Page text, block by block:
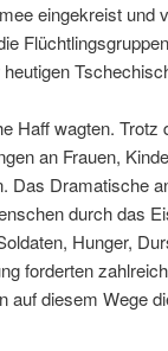
eingekreist und
Haff wagten. Trotz
an Frauen,
Das Dramatische
durch das
Hunger,
forderten
auf diesem Wege